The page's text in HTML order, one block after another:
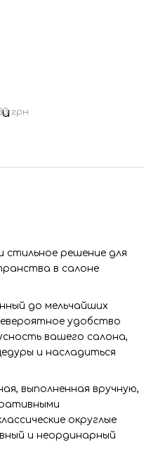
грн
стильное решение для
в салоне
до мельчайших
удобство
вашего салона,
и насладиться
выполненная вручную,
округлые
и неординарный